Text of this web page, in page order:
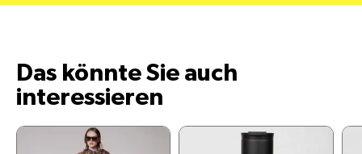
Das könnte Sie auch
interessieren